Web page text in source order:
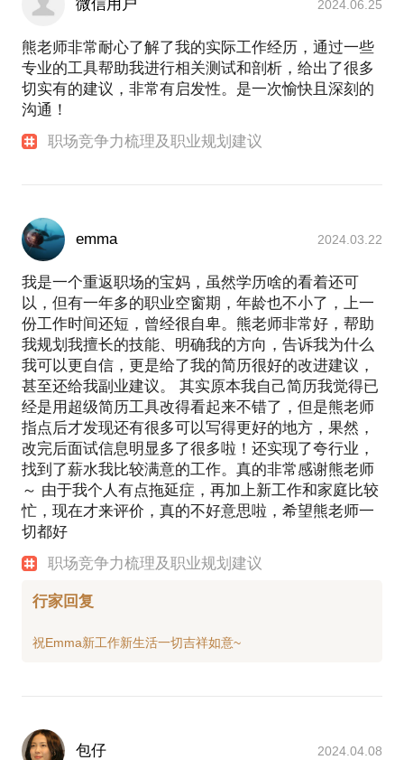
微信用户 2024.06.25
熊老师非常耐心了解了我的实际工作经历，通过一些
专业的工具帮助我进行相关测试和剖析，给出了很多
切实有的建议，非常有启发性。是一次愉快且深刻的
沟通！
职场竞争力梳理及职业规划建议
emma 2024.03.22
我是一个重返职场的宝妈，虽然学历啥的看着还可
以，但有一年多的职业空窗期，年龄也不小了，上一
份工作时间还短，曾经很自卑。熊老师非常好，帮助
我规划我擅长的技能、明确我的方向，告诉我为什么
我可以更自信，更是给了我的简历很好的改进建议，
甚至还给我副业建议。 其实原本我自己简历我觉得已
经是用超级简历工具改得看起来不错了，但是熊老师
指点后才发现还有很多可以写得更好的地方，果然，
改完后面试信息明显多了很多啦！还实现了夸行业，
找到了薪水我比较满意的工作。真的非常感谢熊老师
～ 由于我个人有点拖延症，再加上新工作和家庭比较
忙，现在才来评价，真的不好意思啦，希望熊老师一
切都好
职场竞争力梳理及职业规划建议
行家回复
包仔 2024.04.08